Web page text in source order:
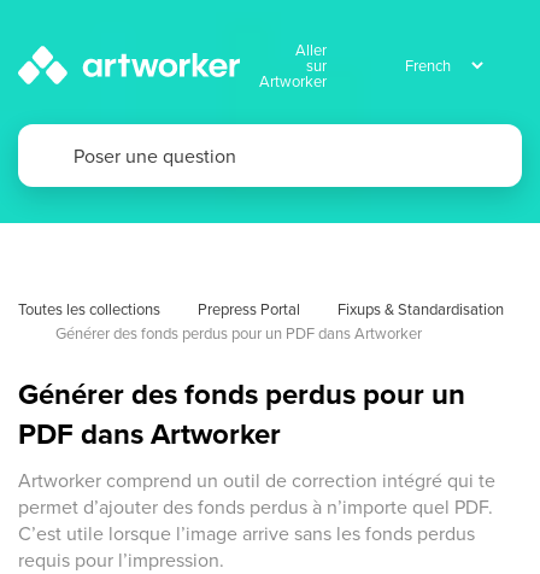
Aller
sur
Artworker
Toutes les collections Prepress Portal
Fixups & Standardisation
Générer des fonds perdus pour un PDF dans Artworker
Générer des fonds perdus pour un
PDF dans Artworker
Artworker comprend un outil de correction intégré qui te
permet d’ajouter des fonds perdus à n’importe quel PDF.
C’est utile lorsque l’image arrive sans les fonds perdus
requis pour l’impression.